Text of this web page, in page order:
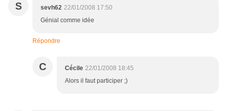
S sevh62 22/01/2008 17:50
Génial comme idée
Répondre
C Cécile 22/01/2008 18:45
Alors il faut participer ;)